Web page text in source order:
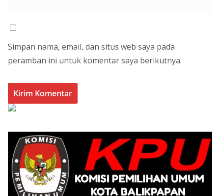
Simpan nama, email, dan situs web saya pada
peramban ini untuk komentar saya berikutnya.